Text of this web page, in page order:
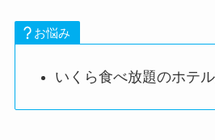
お悩み
いくら食べ放題のホテ